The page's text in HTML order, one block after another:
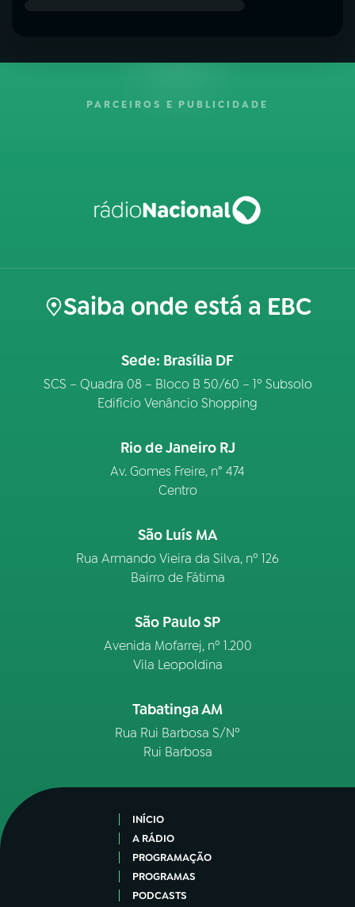
PARCEIROS E PUBLICIDADE
Saiba onde está a EBC
Sede: Brasília DF
SCS – Quadra 08 – Bloco B 50/60 – 1º Subsolo
Edifício Venâncio Shopping
Rio de Janeiro RJ
Av. Gomes Freire, n° 474
Centro
São Luís MA
Rua Armando Vieira da Silva, nº 126
Bairro de Fátima
São Paulo SP
Avenida Mofarrej, nº 1.200
Vila Leopoldina
Tabatinga AM
Rua Rui Barbosa S/Nº
Rui Barbosa
INÍCIO
A RÁDIO
PROGRAMAÇÃO
PROGRAMAS
PODCASTS